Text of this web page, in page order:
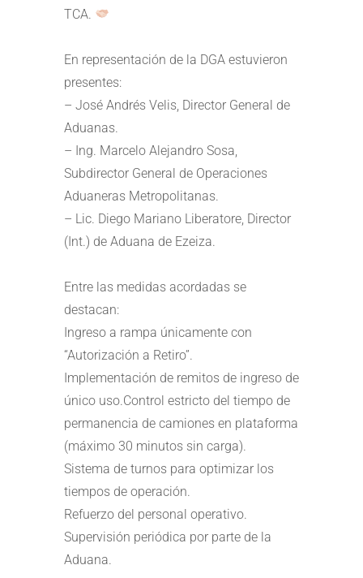
TCA.
En representación de la DGA estuvieron
presentes:⁣
– José Andrés Velis, Director General de
Aduanas.⁣
– Ing. Marcelo Alejandro Sosa,
Subdirector General de Operaciones
Aduaneras Metropolitanas.⁣
– Lic. Diego Mariano Liberatore, Director
(Int.) de Aduana de Ezeiza.⁣
Entre las medidas acordadas se
destacan:⁣
Ingreso a rampa únicamente con
“Autorización a Retiro”.⁣
Implementación de remitos de ingreso de
único uso.⁣Control estricto del tiempo de
permanencia de camiones en plataforma
(máximo 30 minutos sin carga).⁣
Sistema de turnos para optimizar los
tiempos de operación.⁣
Refuerzo del personal operativo.⁣
Supervisión periódica por parte de la
Aduana.⁣